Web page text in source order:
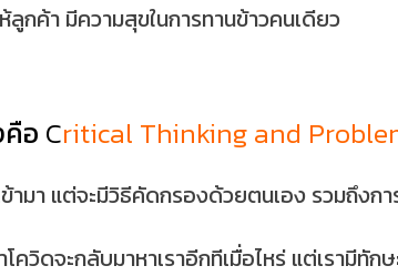
กค้า มีความสุขในการทานข้าวคนเดียว
อ Critical Thinking and
ข้ามา แต่จะมีวิธีคัดกรองด้วยตนเอง รวมถึง
โควิดจะกลับมาหาเราอีกทีเมื่อไหร่ แต่เรามีทั